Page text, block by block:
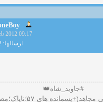
2012 09:17
ارسالها: 3502
#جاوید_شاه👑
مرگ بر ۳ فاسد : ملا چپی